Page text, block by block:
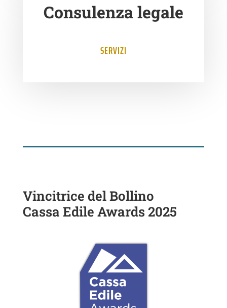
Consulenza legale
SERVIZI
Vincitrice del Bollino
Cassa Edile Awards 2025